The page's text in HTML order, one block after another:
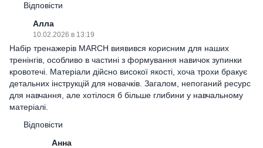
Відповісти
Алла
10.02.2026 в 13:19
Набір тренажерів MARCH виявився корисним для наших
тренінгів, особливо в частині з формування навичок зупинки
кровотечі. Матеріали дійсно високої якості, хоча трохи бракує
детальних інструкцій для новачків. Загалом, непоганий ресурс
для навчання, але хотілося б більше глибини у навчальному
матеріалі.
Відповісти
Анна